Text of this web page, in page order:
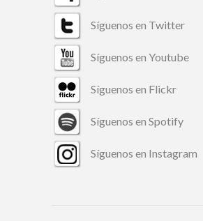
Síguenos en Twitter
Síguenos en Youtube
Síguenos en Flickr
Síguenos en Spotify
Síguenos en Instagram